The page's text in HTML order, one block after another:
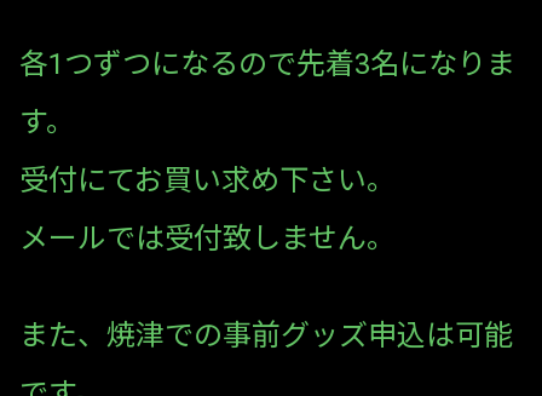
各1つずつになるので先着3名になりま
す。
受付にてお買い求め下さい。
メールでは受付致しません。
また、焼津での事前グッズ申込は可能